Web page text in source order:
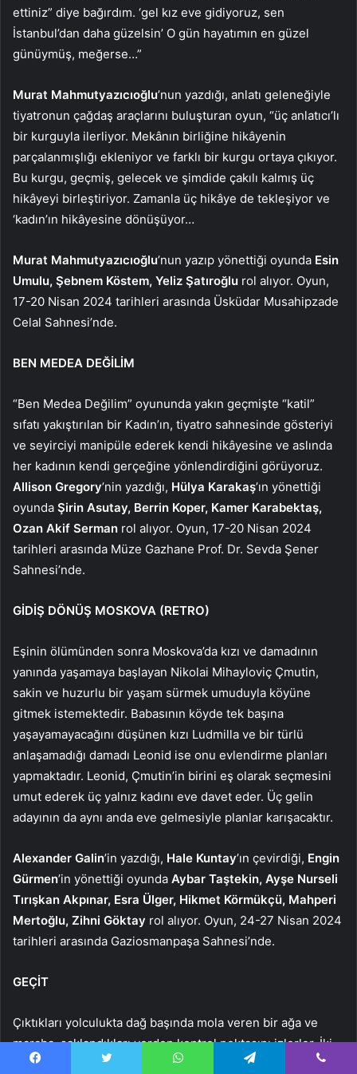
ettiniz” diye bağırdım. ‘gel kız eve gidiyoruz, sen
İstanbul’dan daha güzelsin’ O gün hayatımın en güzel
günüymüş, meğerse…”
Murat Mahmutyazıcıoğlu’nun yazdığı, anlatı geleneğiyle
tiyatronun çağdaş araçlarını buluşturan oyun, “üç anlatıcı’lı
bir kurguyla ilerliyor. Mekânın birliğine hikâyenin
parçalanmışlığı ekleniyor ve farklı bir kurgu ortaya çıkıyor.
Bu kurgu, geçmiş, gelecek ve şimdide çakılı kalmış üç
hikâyeyi birleştiriyor. Zamanla üç hikâye de tekleşiyor ve
‘kadın’ın hikâyesine dönüşüyor…
Murat Mahmutyazıcıoğlu’nun yazıp yönettiği oyunda Esin
Umulu, Şebnem Köstem, Yeliz Şatıroğlu rol alıyor. Oyun,
17-20 Nisan 2024 tarihleri arasında Üsküdar Musahipzade
Celal Sahnesi’nde.
BEN MEDEA DEĞİLİM
“Ben Medea Değilim” oyununda yakın geçmişte “katil”
sıfatı yakıştırılan bir Kadın’ın, tiyatro sahnesinde gösteriyi
ve seyirciyi manipüle ederek kendi hikâyesine ve aslında
her kadının kendi gerçeğine yönlendirdiğini görüyoruz.
Allison Gregory’nin yazdığı, Hülya Karakaş’ın yönettiği
oyunda Şirin Asutay, Berrin Koper, Kamer Karabektaş,
Ozan Akif Serman rol alıyor. Oyun, 17-20 Nisan 2024
tarihleri arasında Müze Gazhane Prof. Dr. Sevda Şener
Sahnesi’nde.
GİDİŞ DÖNÜŞ MOSKOVA (RETRO)
Eşinin ölümünden sonra Moskova’da kızı ve damadının
yanında yaşamaya başlayan Nikolai Mihayloviç Çmutin,
sakin ve huzurlu bir yaşam sürmek umuduyla köyüne
gitmek istemektedir. Babasının köyde tek başına
yaşayamayacağını düşünen kızı Ludmilla ve bir türlü
anlaşamadığı damadı Leonid ise onu evlendirme planları
yapmaktadır. Leonid, Çmutin’in birini eş olarak seçmesini
umut ederek üç yalnız kadını eve davet eder. Üç gelin
adayının da aynı anda eve gelmesiyle planlar karışacaktır.
Alexander Galin’in yazdığı, Hale Kuntay’ın çevirdiği, Engin
Gürmen’in yönettiği oyunda Aybar Taştekin, Ayşe Nurseli
Tırışkan Akpınar, Esra Ülger, Hikmet Körmükçü, Mahperi
Mertoğlu, Zihni Göktay rol alıyor. Oyun, 24-27 Nisan 2024
tarihleri arasında Gaziosmanpaşa Sahnesi’nde.
GEÇİT
Çıktıkları yolculukta dağ başında mola veren bir ağa ve
maraba, saklandıkları yerden kontrol noktasını izlerler. İki
kişi arasındaki ilişki aslında insanlığın varlığından beri